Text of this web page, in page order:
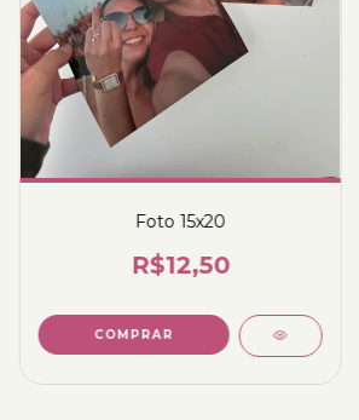
Foto 15x20
R$12,50
COMPRAR